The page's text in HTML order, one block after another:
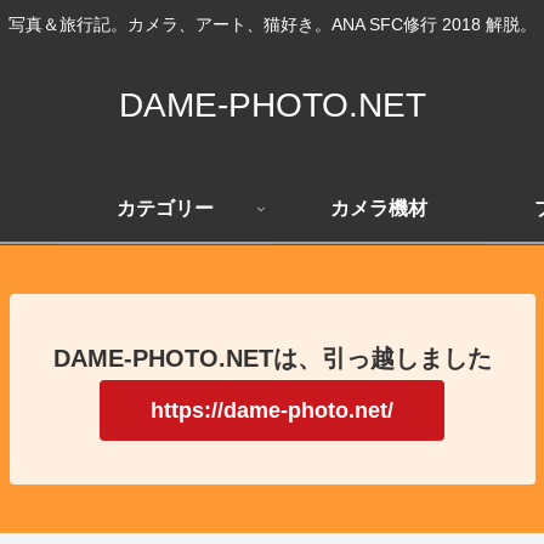
写真＆旅行記。カメラ、アート、猫好き。ANA SFC修行 2018 解脱。
DAME-PHOTO.NET
カテゴリー カメラ機材
DAME-PHOTO.NETは、引っ越しました
https://dame-photo.net/